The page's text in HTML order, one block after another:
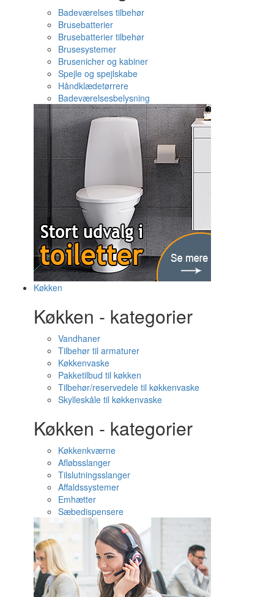
Badeværelses tilbehør
Brusebatterier
Brusebatterier tilbehør
Brusesystemer
Brusenicher og kabiner
Spejle og spejlskabe
Håndklædetørrere
Badeværelsesbelysning
Køkken
Køkken - kategorier
Vandhaner
Tilbehør til armaturer
Køkkenvaske
Pakketilbud til køkken
Tilbehør/reservedele til køkkenvaske
Skylleskåle til køkkenvaske
Køkken - kategorier
Køkkenkværne
Afløbsslanger
Tilslutningsslanger
Affaldssystemer
Emhætter
Sæbedispensere